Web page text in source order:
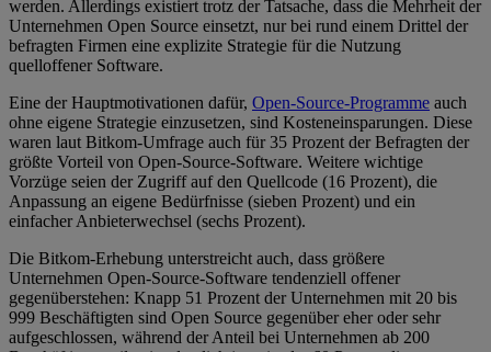
werden. Allerdings existiert trotz der Tatsache, dass die Mehrheit der
Unternehmen Open Source einsetzt, nur bei rund einem Drittel der
befragten Firmen eine explizite Strategie für die Nutzung
quelloffener Software.
Eine der Hauptmotivationen dafür, Open-Source-Programme auch
ohne eigene Strategie einzusetzen, sind Kosteneinsparungen. Diese
waren laut Bitkom-Umfrage auch für 35 Prozent der Befragten der
größte Vorteil von Open-Source-Software. Weitere wichtige
Vorzüge seien der Zugriff auf den Quellcode (16 Prozent), die
Anpassung an eigene Bedürfnisse (sieben Prozent) und ein
einfacher Anbieterwechsel (sechs Prozent).
Die Bitkom-Erhebung unterstreicht auch, dass größere
Unternehmen Open-Source-Software tendenziell offener
gegenüberstehen: Knapp 51 Prozent der Unternehmen mit 20 bis
999 Beschäftigten sind Open Source gegenüber eher oder sehr
aufgeschlossen, während der Anteil bei Unternehmen ab 200